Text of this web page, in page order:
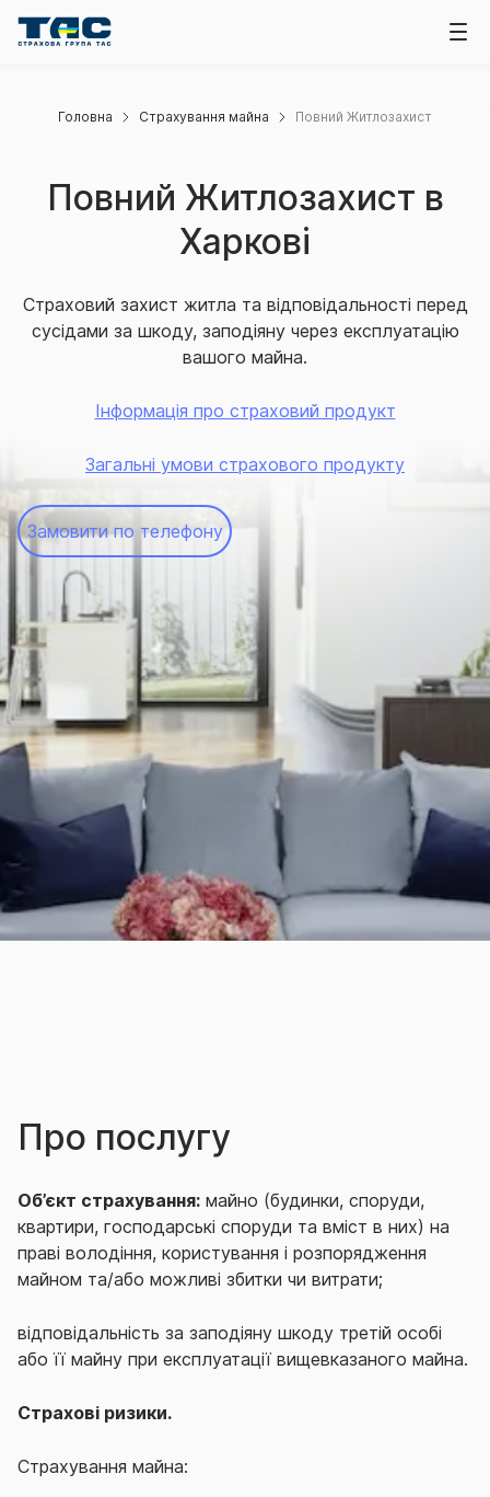
Головна Страхування майна Повний Житлозахист
Повний Житлозахист в
Харкові
Страховий захист житла та відповідальності перед
сусідами за шкоду, заподіяну через експлуатацію
вашого майна.
Інформація про страховий продукт
Загальні умови страхового продукту
Замовити по телефону
Про послугу
Об’єкт страхування: майно (будинки, споруди,
квартири, господарські споруди та вміст в них) на
праві володіння, користування і розпорядження
майном та/або можливі збитки чи витрати;
відповідальність за заподіяну шкоду третій особі
або її майну при експлуатації вищевказаного майна.
Страхові ризики.
Страхування майна: